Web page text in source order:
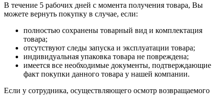
В течение 5 рабочих дней с момента получения товара, Вы
можете вернуть покупку в случае, если:
полностью сохранены товарный вид и комплектация
товара;
отсутствуют следы запуска и эксплуатации товара;
индивидуальная упаковка товара не повреждена;
имеется все необходимые документы, подтверждающие
факт покупки данного товара у нашей компании.
Если у сотрудника, осуществляющего осмотр возвращаемого